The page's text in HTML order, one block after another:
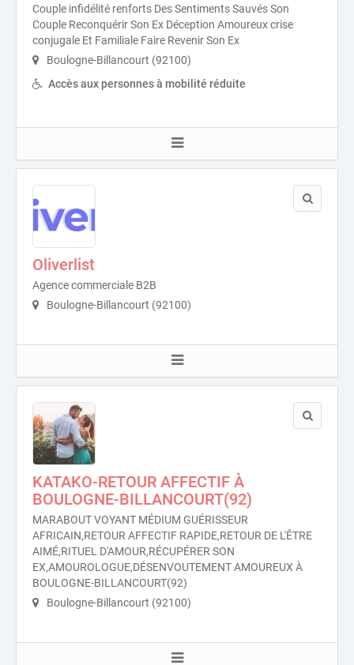
Couple infidélité renforts Des Sentiments Sauvés Son
Couple Reconquérir Son Ex Déception Amoureux crise
conjugale Et Familiale Faire Revenir Son Ex
Boulogne-Billancourt (92100)
Accès aux personnes à mobilité réduite
Oliverlist
Agence commerciale B2B
Boulogne-Billancourt (92100)
KATAKO-RETOUR AFFECTIF À
BOULOGNE-BILLANCOURT(92)
MARABOUT VOYANT MÉDIUM GUÉRISSEUR
AFRICAIN,RETOUR AFFECTIF RAPIDE,RETOUR DE L'ÊTRE
AIMÉ,RITUEL D'AMOUR,RÉCUPÉRER SON
EX,AMOUROLOGUE,DÉSENVOUTEMENT AMOUREUX À
BOULOGNE-BILLANCOURT(92)
Boulogne-Billancourt (92100)